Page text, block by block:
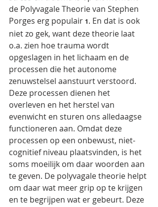
de Polyvagale Theorie van Stephen
Porges erg populair 1. En dat is ook
niet zo gek, want deze theorie laat
o.a. zien hoe trauma wordt
opgeslagen in het lichaam en de
processen die het autonome
zenuwstelsel aanstuurt verstoord.
Deze processen dienen het
overleven en het herstel van
evenwicht en sturen ons alledaagse
functioneren aan. Omdat deze
processen op een onbewust, niet-
cognitief niveau plaatsvinden, is het
soms moeilijk om daar woorden aan
te geven. De polyvagale theorie helpt
om daar wat meer grip op te krijgen
en te begrijpen wat er gebeurt. Deze